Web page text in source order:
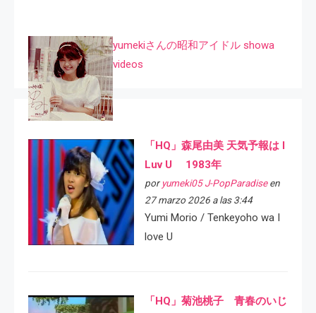
yumekiさんの昭和アイドル showa
videos
「HQ」森尾由美 天気予報は I
Luv U 1983年
por yumeki05 J-PopParadiseen
27 marzo 2026 a las 3:44
Yumi Morio / Tenkeyoho wa I
love U
「HQ」菊池桃子 青春のいじ